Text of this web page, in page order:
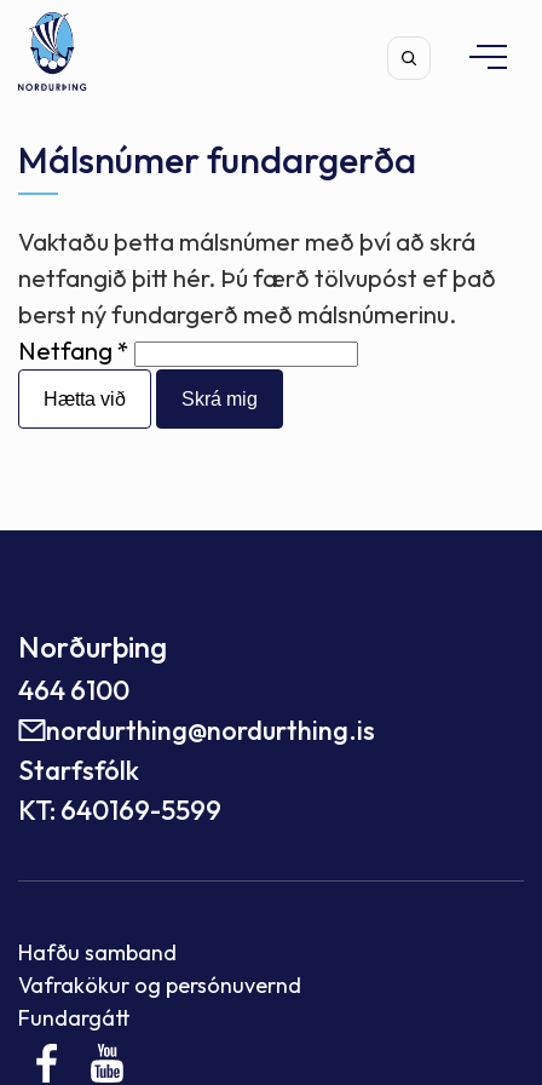
Leita
Málsnúmer fundargerða
Vaktaðu þetta málsnúmer með því að skrá
netfangið þitt hér. Þú færð tölvupóst ef það
berst ný fundargerð með málsnúmerinu.
Netfang
Hætta við
Norðurþing
464 6100
nordurthing@nordurthing.is
Starfsfólk
KT: 640169-5599
Hafðu samband
Vafrakökur og persónuvernd
Fundargátt